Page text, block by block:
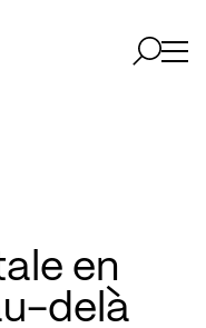
en
delà